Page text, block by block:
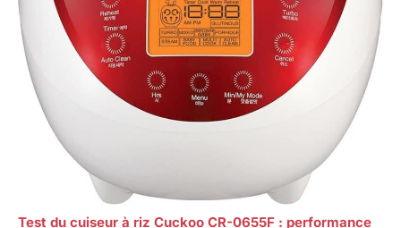
Test du cuiseur à riz Cuckoo CR-0655F : performance